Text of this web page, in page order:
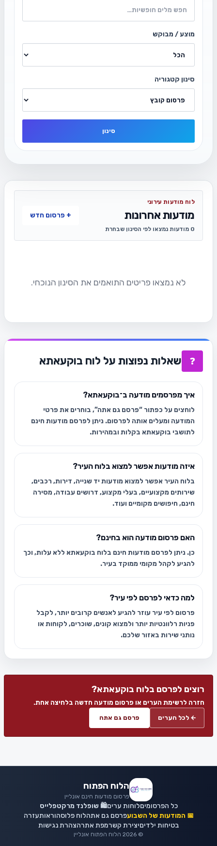
מוצע / מבוקש
סינון קטגוריה
סינון
לוח מודעות עירוני
מודעות אחרונות
0 מודעות נמצאו לפי הסינון שבחרת
+ פרסום חדש
לא נמצאו פריטים התואמים את הסינון הנוכחי.
❓ שאלות נפוצות על לוח בוקעאתא
איך מפרסמים מודעה ב־בוקעאתא?
לוחצים על כפתור “פרסם גם אתה”, בוחרים את פרטי
המודעה ומעלים אותה לפרסום. ניתן לפרסם מודעות חינם
לתושבי בוקעאתא בקלות ובמהירות.
איזה מודעות אפשר למצוא בלוח העיר?
בלוח העיר אפשר למצוא מודעות יד שנייה, דירות, רכבים,
שירותים מקצועיים, בעלי מקצוע, דרושים עבודה, מסירה
חינם, חיפושים מקומיים ועוד.
האם פרסום מודעה הוא בחינם?
כן. ניתן לפרסם מודעות חינם בלוח בוקעאתא ללא עלות, וכך
להגיע לקהל מקומי ממוקד בעיר.
למה כדאי לפרסם לפי עיר?
פרסום לפי עיר עוזר להגיע לאנשים קרובים יותר, לקבל
פניות רלוונטיות יותר ולמצוא קונים, שוכרים, לקוחות או
נותני שירות באזור שלכם.
רוצים לפרסם בלוח בוקעאתא?
חזרה לרשימת הערים או פרסום מודעה חדשה בלחיצה אחת.
← לכל הערים פרסם גם אתה
הלוח הפתוח
פרסום מודעות חינם אונליין
כל הפרסומיםלוחות ערים🛍️ שופלנד מרקטפלייס
📅 המודעות של השבועפרסם גם אתהלוח פלוסהוראותעזרה
בטיחות ילדיםיצירת קשרמפת אתרהצהרת נגישות
© 2026 הלוח הפתוח אונליין